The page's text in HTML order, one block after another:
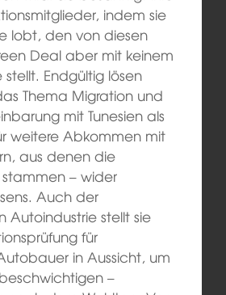
indem sie
lobt, den von diesen
Deal aber mit keinem
stellt. Endgültig lösen
Thema Migration und
mit Tunesien als
weitere Abkommen mit
aus denen die
– wider
Auch der
Autoindustrie stellt sie
für
in Aussicht, um
–